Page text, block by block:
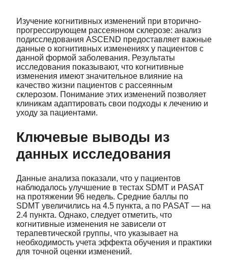
Изучение когнитивных изменений при вторично-
прогрессирующем рассеянном склерозе: анализ
подисследования ASCEND предоставляет важные
данные о когнитивных изменениях у пациентов с
данной формой заболевания. Результаты
исследования показывают, что когнитивные
изменения имеют значительное влияние на
качество жизни пациентов с рассеянным
склерозом. Понимание этих изменений позволяет
клиникам адаптировать свои подходы к лечению и
уходу за пациентами.
Ключевые выводы из
данных исследования
Данные анализа показали, что у пациентов
наблюдалось улучшение в тестах SDMT и PASAT
на протяжении 96 недель. Средние баллы по
SDMT увеличились на 4.5 пункта, а по PASAT — на
2.4 пункта. Однако, следует отметить, что
когнитивные изменения не зависели от
терапевтической группы, что указывает на
необходимость учета эффекта обучения и практики
для точной оценки изменений.